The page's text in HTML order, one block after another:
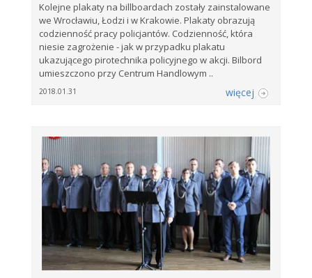
Kolejne plakaty na billboardach zostały zainstalowane
we Wrocławiu, Łodzi i w Krakowie. Plakaty obrazują
codzienność pracy policjantów. Codzienność, która
niesie zagrożenie - jak w przypadku plakatu
ukazującego pirotechnika policyjnego w akcji. Bilbord
umieszczono przy Centrum Handlowym ..
2018.01.31 więcej